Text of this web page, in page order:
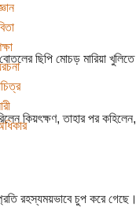
ছিপি মোচড় মারিয়া
কিয়ৎক্ষণ, তাহার পর
রহস্যময়ভাবে চুপ করে